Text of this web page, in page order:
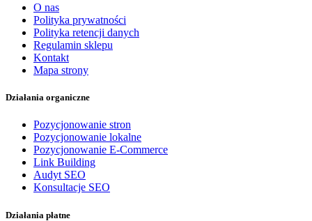
O nas
Polityka prywatności
Polityka retencji danych
Regulamin sklepu
Kontakt
Mapa strony
Działania organiczne
Pozycjonowanie stron
Pozycjonowanie lokalne
Pozycjonowanie E-Commerce
Link Building
Audyt SEO
Konsultacje SEO
Działania płatne